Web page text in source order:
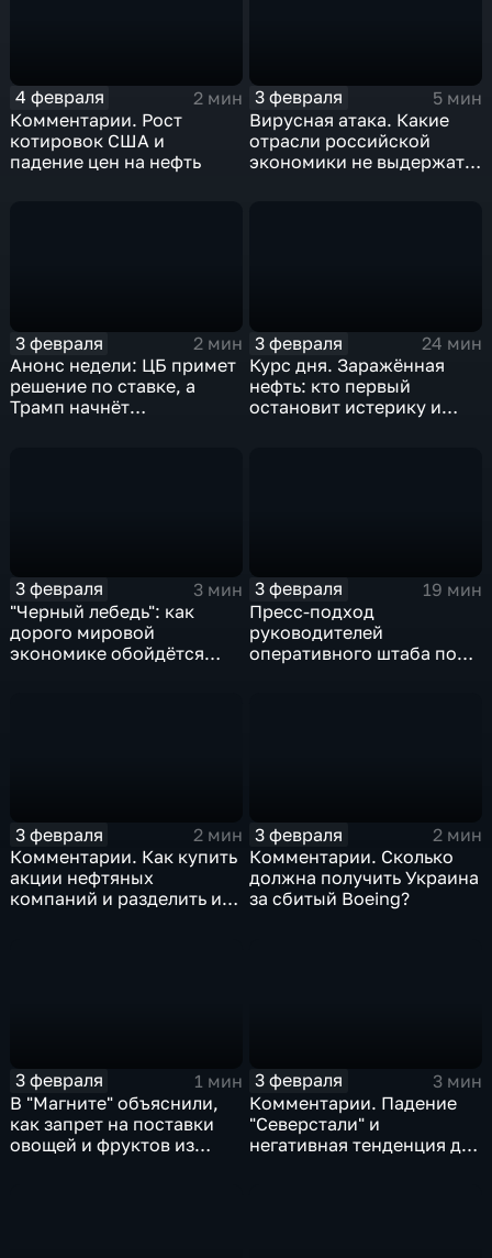
4 февраля
2 мин
Комментарии. Рост
котировок США и
падение цен на нефть
3 февраля
5 мин
Вирусная атака. Какие
отрасли российской
экономики не выдержат
3 февраля
2 мин
Анонс недели: ЦБ примет
решение по ставке, а
Трамп начнёт
3 февраля
24 мин
Курс дня. Заражённая
нефть: кто первый
остановит истерику и
3 февраля
3 мин
"Черный лебедь": как
дорого мировой
экономике обойдётся
3 февраля
19 мин
Пресс-подход
руководителей
оперативного штаба по
3 февраля
2 мин
Комментарии. Как купить
акции нефтяных
компаний и разделить их
3 февраля
2 мин
Комментарии. Сколько
должна получить Украина
за сбитый Boeing?
3 февраля
1 мин
В "Магните" объяснили,
как запрет на поставки
овощей и фруктов из
3 февраля
3 мин
Комментарии. Падение
"Северстали" и
негативная тенденция для